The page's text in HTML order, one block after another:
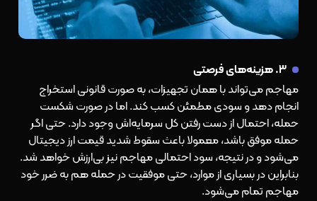
۳. هزینه‌های فرصتی
مهاجم می‌تواند با همان تجهیزات، به صورت قانونی استخراج
انجام دهد و سودی مطمئن کسب کند. اما در صورت شکست
حمله، احتمال از دست رفتن کل سرمایه‌اش وجود دارد. حتی اگر
حمله موفق باشد، معمولا باعث سقوط شدید قیمت ارز دیجیتال
می‌شود و در نتیجه، سود احتمالی مهاجم نیز بی‌ارزش خواهد شد.
بنابراین در بسیاری از موارد، حتی موفقیت در حمله هم به ضرر خود
مهاجم تمام می‌شود.